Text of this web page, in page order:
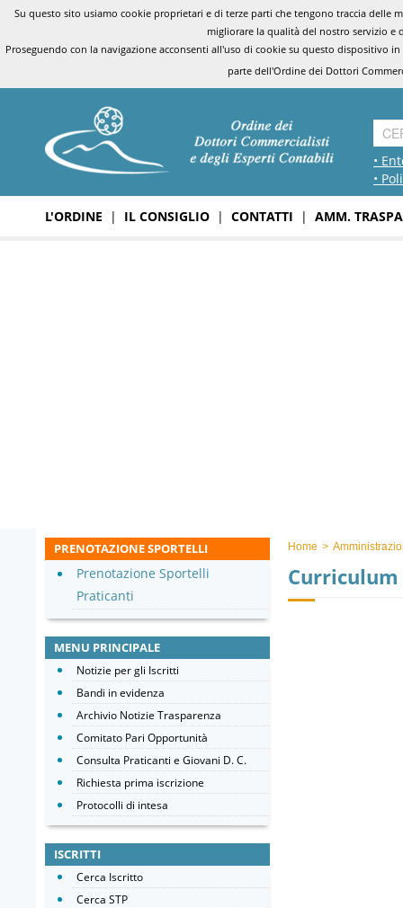
Su questo sito usiamo cookie proprietari e di terze parti che tengono traccia
migliorare la qualità del nostro servizio e
Proseguendo con la navigazione acconsenti all'uso di cookie su questo dispositivo
parte dell'Ordine dei Dottori
•
•
L'ORDINE | IL CONSIGLIO | CONTATTI | AMM.
Home >
PRENOTAZIONE SPORTELLI
Prenotazione Sportelli
Praticanti
MENU PRINCIPALE
Notizie per gli Iscritti
Bandi in evidenza
Archivio Notizie Trasparenza
Comitato Pari Opportunità
Consulta Praticanti e Giovani D. C.
Richiesta prima iscrizione
Protocolli di intesa
ISCRITTI
Cerca Iscritto
Cerca STP